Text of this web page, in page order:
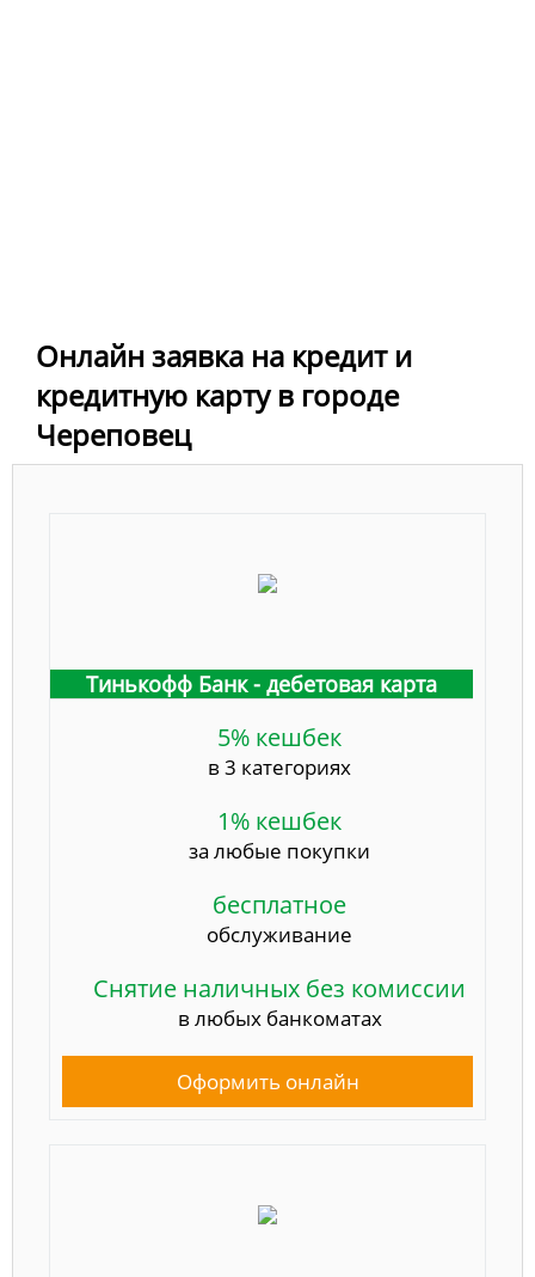
Онлайн заявка на кредит и
кредитную карту в городе
Череповец
Тинькофф Банк - дебетовая карта
5% кешбек
в 3 категориях
1% кешбек
за любые покупки
бесплатное
обслуживание
Снятие наличных без комиссии
в любых банкоматах
Оформить онлайн